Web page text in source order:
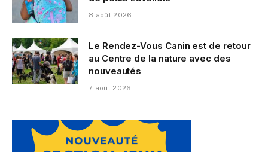
8 août 2026
Le Rendez-Vous Canin est de retour
au Centre de la nature avec des
nouveautés
7 août 2026